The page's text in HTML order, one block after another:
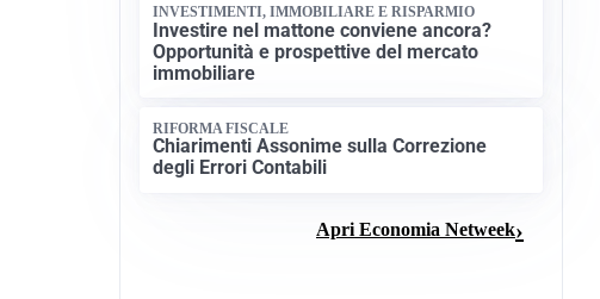
INVESTIMENTI, IMMOBILIARE E RISPARMIO
Investire nel mattone conviene ancora?
Opportunità e prospettive del mercato
immobiliare
RIFORMA FISCALE
Chiarimenti Assonime sulla Correzione
degli Errori Contabili
Apri Economia Netweek